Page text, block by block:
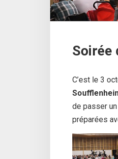
Soirée
C’est le 3
de passer un
préparées